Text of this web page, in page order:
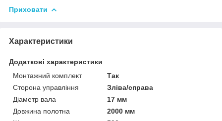
Приховати
Характеристики
Додаткові характеристики
Монтажний комплект
Так
Сторона управління
Зліва/справа
Діаметр вала
17 мм
Довжина полотна
2000 мм